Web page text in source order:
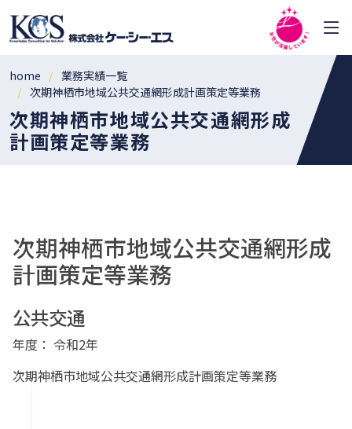
home
業務実績一覧
次期神栖市地域公共交通網形成計画策定等業務
次期神栖市地域公共交通網形成
計画策定等業務
次期神栖市地域公共交通網形成
計画策定等業務
公共交通
年度： 令和2年
次期神栖市地域公共交通網形成計画策定等業務